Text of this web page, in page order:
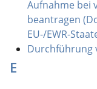
Aufnahme bei
beantragen
EU-/EWR-
Durchführung
E